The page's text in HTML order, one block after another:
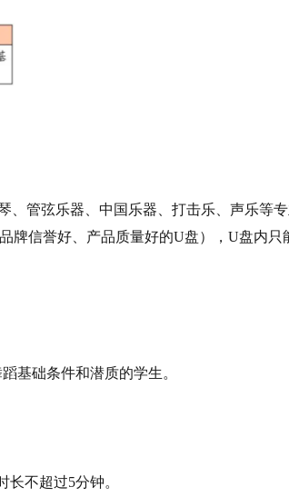
管弦乐器、中国乐器、打击乐、声乐等
信誉好、产品质量好的U盘），U盘内只
基础条件和潜质的学生。
不超过5分钟。